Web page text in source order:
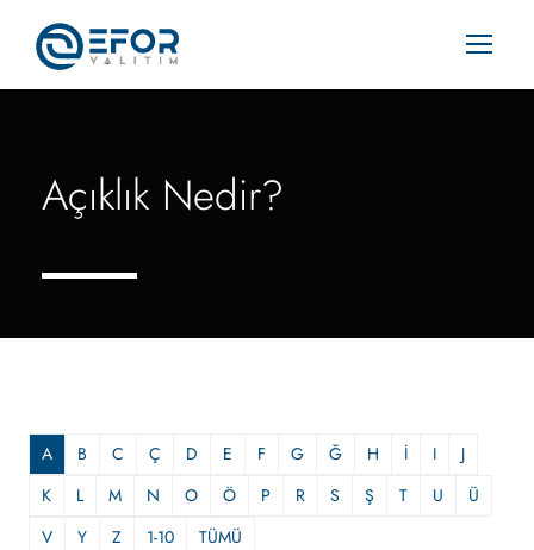
Açıklık Nedir?
A B C Ç D E F G Ğ H İ I
J
K
L M N O Ö P R S Ş T U
Ü
V
Y Z 1-10 TÜMÜ